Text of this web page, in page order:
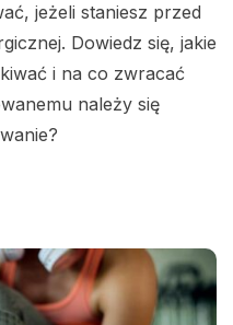
jeżeli staniesz przed
Dowiedz się, jakie
i na co zwracać
należy się